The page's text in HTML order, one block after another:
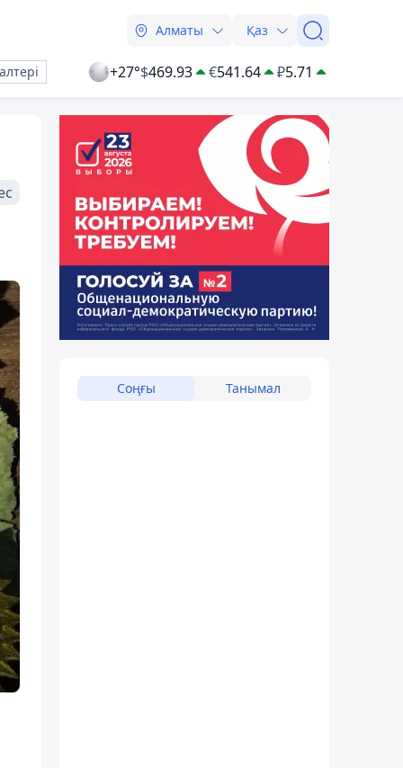
Алматы Қаз
+27°$469.93 €541.64 ₽5.71
Соңғы Танымал